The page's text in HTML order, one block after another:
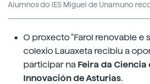
Alumnos do IES Miguel de Unamuno
O proxecto “Farol renovable e
colexio Lauaxeta recibiu a
participar na Feira da Ciencia
Innovación de Asturias.